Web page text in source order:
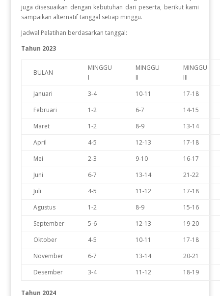
juga disesuaikan dengan kebutuhan dari peserta, berikut kami
sampaikan alternatif tanggal setiap minggu.
Jadwal Pelatihan berdasarkan tanggal:
Tahun 2023
BULAN
MINGGU
I
MINGGU
II
MINGGU
III
Januari
3-4 10-11
17-18
Februari
1-2 6-7
14-15
Maret
1-2 8-9
13-14
April
4-5 12-13
17-18
Mei
2-3 9-10
16-17
Juni
6-7 13-14
21-22
Juli
4-5 11-12
17-18
Agustus
1-2 8-9
15-16
September
5-6 12-13
19-20
Oktober
4-5 10-11
17-18
November
6-7 13-14
20-21
Desember
3-4 11-12 18-19
Tahun 2024